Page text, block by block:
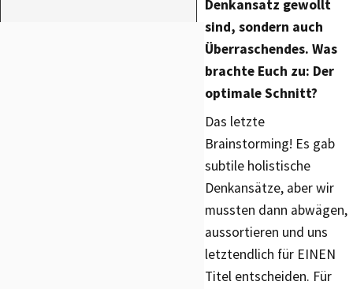
Denkansatz gewollt
sind, sondern auch
Überraschendes. Was
brachte Euch zu: Der
optimale Schnitt?
Das letzte
Brainstorming! Es gab
subtile holistische
Denkansätze, aber wir
mussten dann abwägen,
aussortieren und uns
letztendlich für EINEN
Titel entscheiden. Für